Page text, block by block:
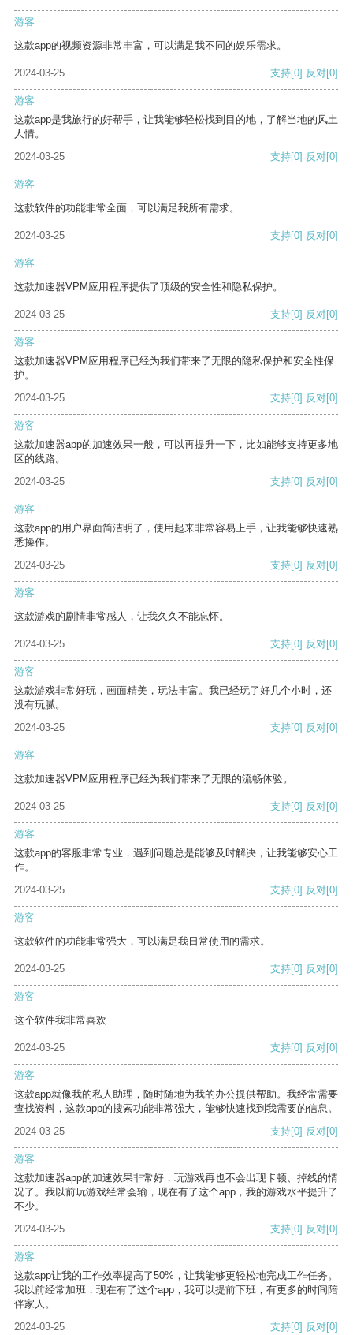
游客
这款app的视频资源非常丰富，可以满足我不同的娱乐需求。
2024-03-25 支持[0] 反对[0]
游客
这款app是我旅行的好帮手，让我能够轻松找到目的地，了解当地的风土
人情。
2024-03-25
支持[0] 反对[0]
游客
这款软件的功能非常全面，可以满足我所有需求。
2024-03-25 支持[0] 反对[0]
游客
这款加速器VPM应用程序提供了顶级的安全性和隐私保护。
2024-03-25 支持[0] 反对[0]
游客
这款加速器VPM应用程序已经为我们带来了无限的隐私保护和安全性保
护。
2024-03-25
支持[0] 反对[0]
游客
这款加速器app的加速效果一般，可以再提升一下，比如能够支持更多地
区的线路。
2024-03-25
支持[0] 反对[0]
游客
这款app的用户界面简洁明了，使用起来非常容易上手，让我能够快速熟
悉操作。
2024-03-25
支持[0] 反对[0]
游客
这款游戏的剧情非常感人，让我久久不能忘怀。
2024-03-25 支持[0] 反对[0]
游客
这款游戏非常好玩，画面精美，玩法丰富。我已经玩了好几个小时，还
没有玩腻。
2024-03-25
支持[0] 反对[0]
游客
这款加速器VPM应用程序已经为我们带来了无限的流畅体验。
2024-03-25 支持[0] 反对[0]
游客
这款app的客服非常专业，遇到问题总是能够及时解决，让我能够安心工
作。
2024-03-25
支持[0] 反对[0]
游客
这款软件的功能非常强大，可以满足我日常使用的需求。
2024-03-25 支持[0] 反对[0]
游客
这个软件我非常喜欢
2024-03-25 支持[0] 反对[0]
游客
这款app就像我的私人助理，随时随地为我的办公提供帮助。我经常需要
查找资料，这款app的搜索功能非常强大，能够快速找到我需要的信息。
2024-03-25
支持[0] 反对[0]
游客
这款加速器app的加速效果非常好，玩游戏再也不会出现卡顿、掉线的情
况了。我以前玩游戏经常会输，现在有了这个app，我的游戏水平提升了
不少。
2024-03-25
支持[0] 反对[0]
游客
这款app让我的工作效率提高了50%，让我能够更轻松地完成工作任务。
我以前经常加班，现在有了这个app，我可以提前下班，有更多的时间陪
伴家人。
2024-03-25
支持[0] 反对[0]